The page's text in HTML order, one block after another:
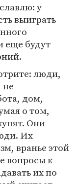
у
выиграть
еще будут
люди,
не
дом,
о том,
Они
Их
вранье этой
вопросы к
их по